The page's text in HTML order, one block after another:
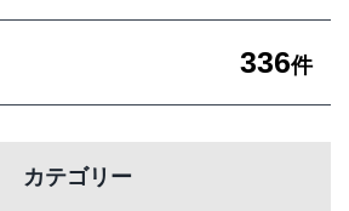
336件
カテゴリー